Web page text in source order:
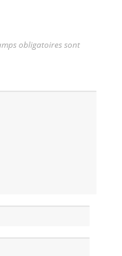
obligatoires sont